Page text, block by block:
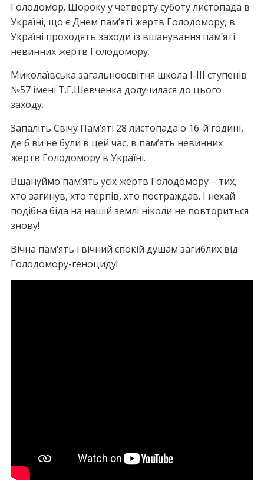
Голодомор. Щороку у четверту суботу листопада в
Україні, що є Днем пам’яті жертв Голодомору, в
Україні проходять заходи із вшанування пам’яті
невинних жертв Голодомору.
Миколаївська загальноосвітня школа І-ІІІ ступенів
№57 імені Т.Г.Шевченка долучилася до цього
заходу.
Запаліть Свічу Пам’яті 28 листопада о 16-й годині,
де б ви не були в цей час, в пам’ять невинних
жертв Голодомору в Україні.
Вшануймо пам’ять усіх жертв Голодомору – тих,
хто загинув, хто терпів, хто постраждав. І нехай
подібна біда на нашій землі ніколи не повториться
знову!
Вічна пам‘ять і вічний спокій душам загиблих від
Голодомору-геноциду!